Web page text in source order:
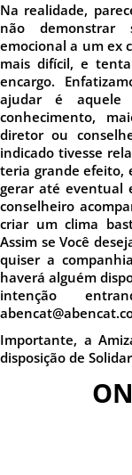
Na realidade,
não demonstrar
emocional a um ex
mais difícil, e
encargo.
ajudar é aquele
conhecimento,
diretor ou
indicado tivesse
teria grande efeito,
gerar até eventual
conselheiro
criar um clima
Assim se Você
quiser a
haverá alguém
intenção
Importante, a
disposição de